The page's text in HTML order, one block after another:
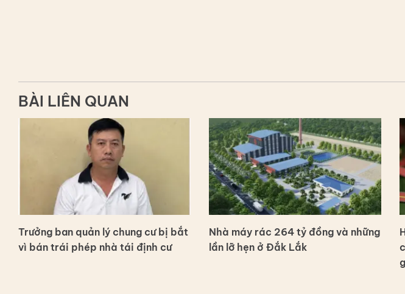
BÀI LIÊN QUAN
Trưởng ban quản lý chung cư bị bắt
vì bán trái phép nhà tái định cư
Nhà máy rác 264 tỷ đồng và những
lần lỡ hẹn ở Đắk Lắk